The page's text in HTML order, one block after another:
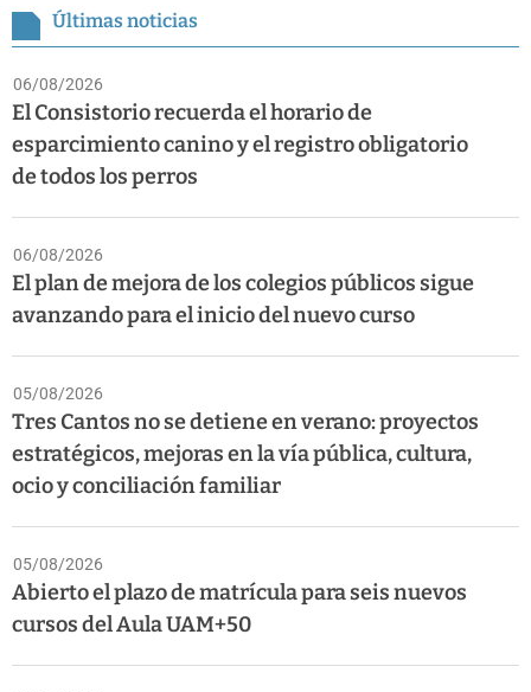
Últimas noticias
06/08/2026
El Consistorio recuerda el horario de
esparcimiento canino y el registro obligatorio
de todos los perros
06/08/2026
El plan de mejora de los colegios públicos sigue
avanzando para el inicio del nuevo curso
05/08/2026
Tres Cantos no se detiene en verano: proyectos
estratégicos, mejoras en la vía pública, cultura,
ocio y conciliación familiar
05/08/2026
Abierto el plazo de matrícula para seis nuevos
cursos del Aula UAM+50